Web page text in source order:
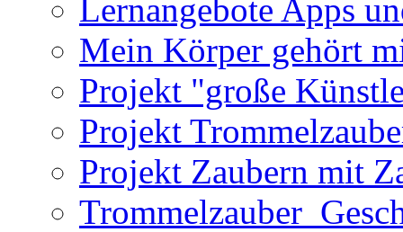
Lernangebote Apps
Mein Körper gehört
Projekt "große
Projekt
Projekt Zaubern mit